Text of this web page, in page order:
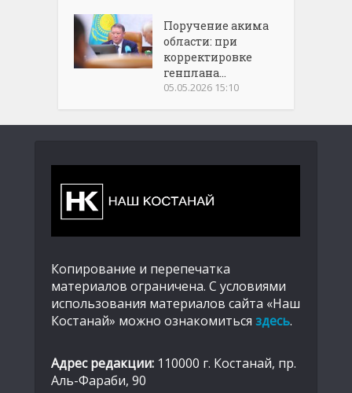
Поручение акима
области: при
корректировке
генплана...
05.05.2026 15:10
Копирование и перепечатка
материалов ограничена. С условиями
использования материалов сайта «Наш
Костанай» можно ознакомиться здесь.
Адрес редакции: 110000 г. Костанай, пр.
Аль-Фараби, 90